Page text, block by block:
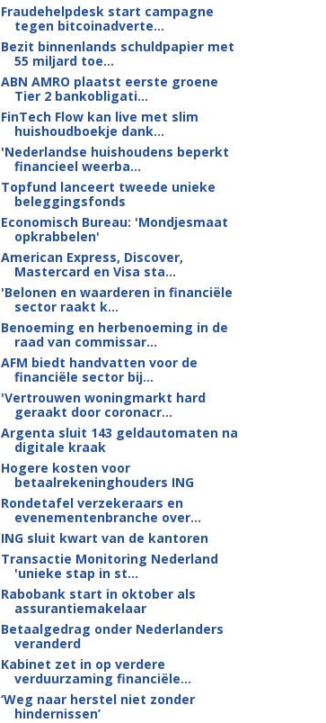
Fraudehelpdesk start campagne
tegen bitcoinadverte...
Bezit binnenlands schuldpapier met
55 miljard toe...
ABN AMRO plaatst eerste groene
Tier 2 bankobligati...
FinTech Flow kan live met slim
huishoudboekje dank...
'Nederlandse huishoudens beperkt
financieel weerba...
Topfund lanceert tweede unieke
beleggingsfonds
Economisch Bureau: 'Mondjesmaat
opkrabbelen'
American Express, Discover,
Mastercard en Visa sta...
'Belonen en waarderen in financiële
sector raakt k...
Benoeming en herbenoeming in de
raad van commissar...
AFM biedt handvatten voor de
financiële sector bij...
'Vertrouwen woningmarkt hard
geraakt door coronacr...
Argenta sluit 143 geldautomaten na
digitale kraak
Hogere kosten voor
betaalrekeninghouders ING
Rondetafel verzekeraars en
evenementenbranche over...
ING sluit kwart van de kantoren
Transactie Monitoring Nederland
'unieke stap in st...
Rabobank start in oktober als
assurantiemakelaar
Betaalgedrag onder Nederlanders
veranderd
Kabinet zet in op verdere
verduurzaming financiële...
‘Weg naar herstel niet zonder
hindernissen’